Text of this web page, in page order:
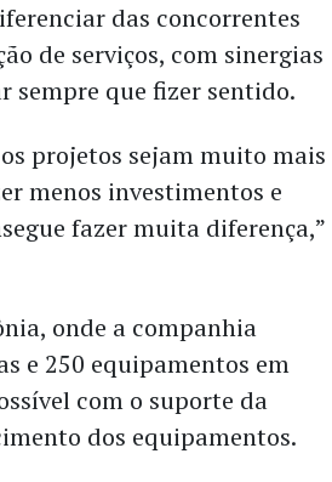
das concorrentes
de serviços, com sinergias
sempre que fizer sentido.
projetos sejam muito mais
menos investimentos e
fazer muita diferença,”
onde a companhia
e 250 equipamentos em
com o suporte da
dos equipamentos.